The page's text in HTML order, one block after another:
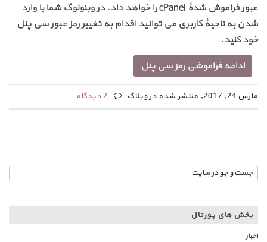
عبور فراموش شدۀ cPanel را خواهد داد. در وبنولوگ شما با وارد
شدن به ناحیۀ کاربری می توانید اقدام به تغییر رمز عبور سی پنل
خود کنید.
ادامه فراموشی رمز سی پنل
مارس 24, 2017, منتشر شده در وبلاگ 2 دیدگاه
بخش های پورتال
اخبار